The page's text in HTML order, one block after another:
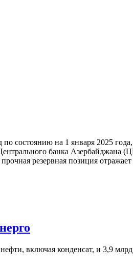
состоянию на 1 января 2025
банка Азербайджана
резервная позиция
включая конденсат, и 3,9 млрд